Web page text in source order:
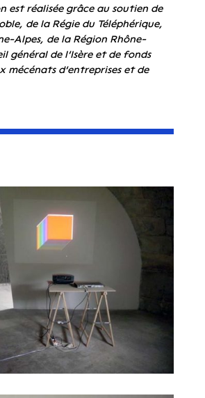
est réalisée grâce au soutien de
de la Régie du Téléphérique,
Alpes, de la Région Rhône-
général de l’Isère et de fonds
mécénats d’entreprises et de